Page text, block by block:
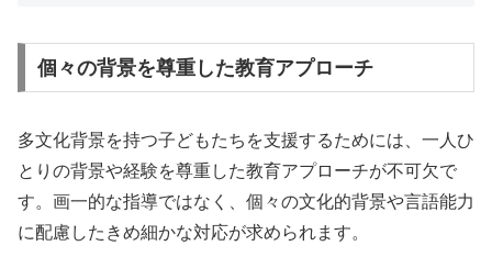
個々の背景を尊重した教育アプローチ
多文化背景を持つ子どもたちを支援するためには、一人ひ
とりの背景や経験を尊重した教育アプローチが不可欠で
す。画一的な指導ではなく、個々の文化的背景や言語能力
に配慮したきめ細かな対応が求められます。